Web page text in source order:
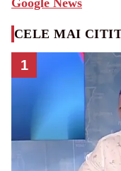
CELE MAI
1